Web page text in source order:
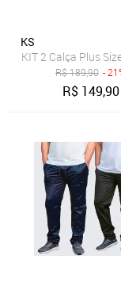
KS
KIT 2 Calça Plus
R$189,90 -
R$ 149,90